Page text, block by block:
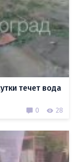
течет вода
0 28